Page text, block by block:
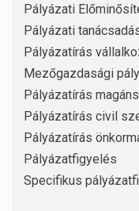
Pályázati
Pályázati
Pályázatírás
Mezőgazdasági
Pályázatírás
Pályázatírás civil
Pályázatírás
Pályázatfigyelés
Specifikus